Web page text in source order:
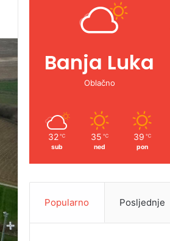
Banja Luka
Oblačno
32 ℃
sub
35 ℃
ned
39 ℃
pon
Popularno Posljednje